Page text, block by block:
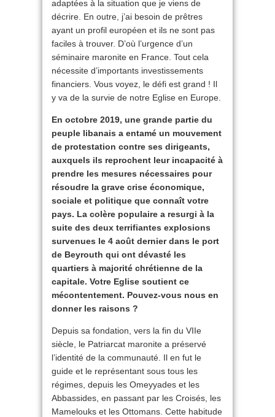
adaptées à la situation que je viens de
décrire. En outre, j’ai besoin de prêtres
ayant un profil européen et ils ne sont pas
faciles à trouver. D’où l’urgence d’un
séminaire maronite en France. Tout cela
nécessite d’importants investissements
financiers. Vous voyez, le défi est grand ! Il
y va de la survie de notre Eglise en Europe.
En octobre 2019, une grande partie du
peuple libanais a entamé un mouvement
de protestation contre ses dirigeants,
auxquels ils reprochent leur incapacité à
prendre les mesures nécessaires pour
résoudre la grave crise économique,
sociale et politique que connaît votre
pays. La colère populaire a resurgi à la
suite des deux terrifiantes explosions
survenues le 4 août dernier dans le port
de Beyrouth qui ont dévasté les
quartiers à majorité chrétienne de la
capitale. Votre Eglise soutient ce
mécontentement. Pouvez-vous nous en
donner les raisons ?
Depuis sa fondation, vers la fin du VIIe
siècle, le Patriarcat maronite a préservé
l’identité de la communauté. Il en fut le
guide et le représentant sous tous les
régimes, depuis les Omeyyades et les
Abbassides, en passant par les Croisés, les
Mamelouks et les Ottomans. Cette habitude